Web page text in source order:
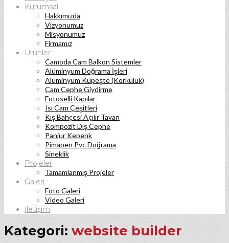
Kurumsal
Hakkımızda
Vizyonumuz
Misyonumuz
Firmamız
Ürünler
Camoda Cam Balkon Sistemler
Alüminyum Doğrama İşleri
Alüminyum Küpeşte (Korkuluk)
Cam Cephe Giydirme
Fotoselli Kapılar
Isı Cam Çeşitleri
Kış Bahçesi Açılır Tavan
Kompozit Dış Cephe
Panjur Kepenk
Pimapen Pvc Doğrama
Sineklik
Projeler
Tamamlanmış Projeler
Galeri
Foto Galeri
Video Galeri
İletişim
Kategori: website builder